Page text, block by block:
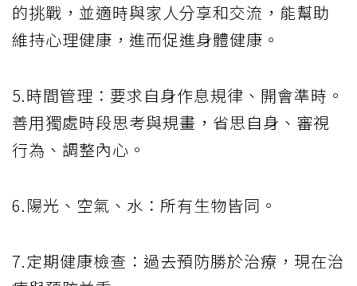
的挑戰，並適時與家人分享和交流，能幫助
維持心理健康，進而促進身體健康。
5.時間管理：要求自身作息規律、開會準時。
善用獨處時段思考與規畫，省思自身、審視
行為、調整內心。
6.陽光、空氣、水：所有生物皆同。
7.定期健康檢查：過去預防勝於治療，現在治